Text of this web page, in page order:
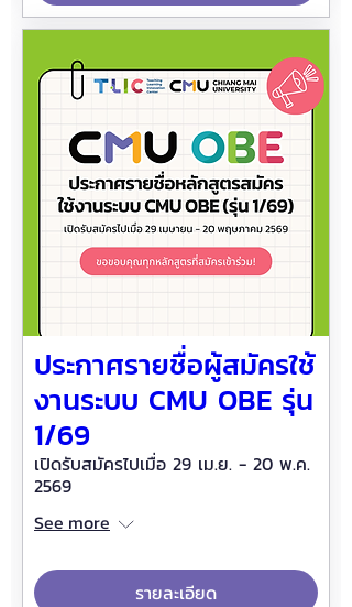
ประกาศรายชื่อผู้สมัครใช้
งานระบบ CMU OBE รุ่น
1/69
เปิดรับสมัครไปเมื่อ 29 เม.ย. - 20 พ.ค.
2569
See more
รายละเอียด